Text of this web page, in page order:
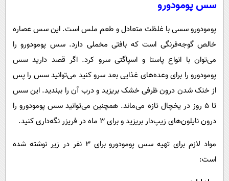
سس پومودورو
پومودورو سسی با غلظت متعادل و طعم ملس است. این سس عصاره
خالص گوجه‌فرنگی است که بافتی مخملی دارد. سس پومودورو را
می‌توان با انواع پاستا و اسپاگتی سرو کرد. اگر قصد دارید سس
پومودورو را برای وعده‌های غذایی بعد سرو کنید می‌توانید سس را پس
از خنک شدن درون ظرفی خشک بریزید و درب آن را ببندید. این سس
تا ۵ روز در یخچال تازه می‌ماند. همچنین می‌توانید سس پومودورو را
درون نایلون‌های زیپ‌دار بریزید و برای ۳ ماه در فریزر نگه‌داری کنید.
مواد لازم برای تهیه سس پومودورو برای ۳ نفر در زیر نوشته شده
است: